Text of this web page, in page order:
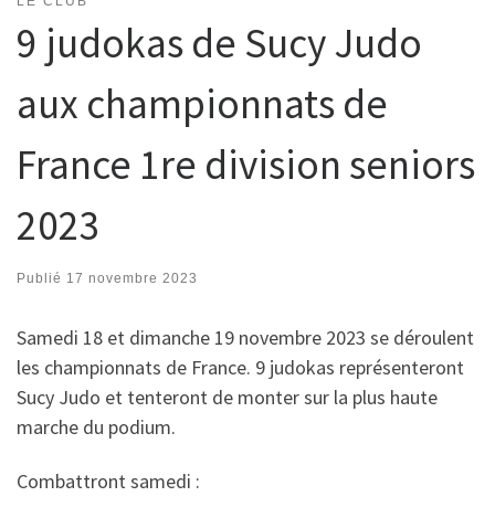
9 judokas de Sucy Judo
aux championnats de
France 1re division seniors
2023
Publié 17 novembre 2023
Samedi 18 et dimanche 19 novembre 2023 se déroulent
les championnats de France. 9 judokas représenteront
Sucy Judo et tenteront de monter sur la plus haute
marche du podium.
Combattront samedi :